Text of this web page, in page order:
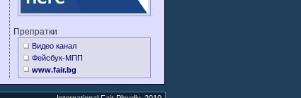
Препратки
Видео канал
Фейсбук-МПП
www.fair.bg